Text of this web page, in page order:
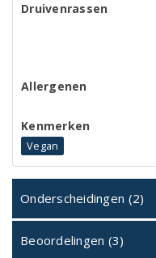
Druivenrassen
Allergenen
Kenmerken
Vegan
Onderscheidingen (2)
Beoordelingen (3)